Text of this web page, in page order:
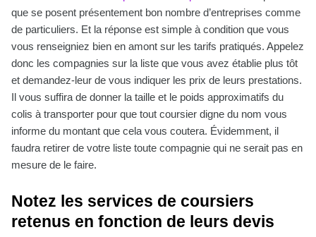
que se posent présentement bon nombre d’entreprises comme
de particuliers. Et la réponse est simple à condition que vous
vous renseigniez bien en amont sur les tarifs pratiqués. Appelez
donc les compagnies sur la liste que vous avez établie plus tôt
et demandez-leur de vous indiquer les prix de leurs prestations.
Il vous suffira de donner la taille et le poids approximatifs du
colis à transporter pour que tout coursier digne du nom vous
informe du montant que cela vous coutera. Évidemment, il
faudra retirer de votre liste toute compagnie qui ne serait pas en
mesure de le faire.
Notez les services de coursiers
retenus en fonction de leurs devis